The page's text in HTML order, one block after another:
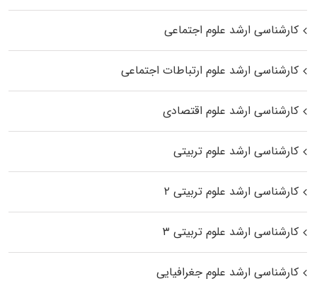
کارشناسی ارشد علوم اجتماعی
کارشناسی ارشد علوم ارتباطات اجتماعی
کارشناسی ارشد علوم اقتصادی
کارشناسی ارشد علوم تربیتی
کارشناسی ارشد علوم تربیتی ۲
کارشناسی ارشد علوم تربیتی ۳
کارشناسی ارشد علوم جغرافیایی